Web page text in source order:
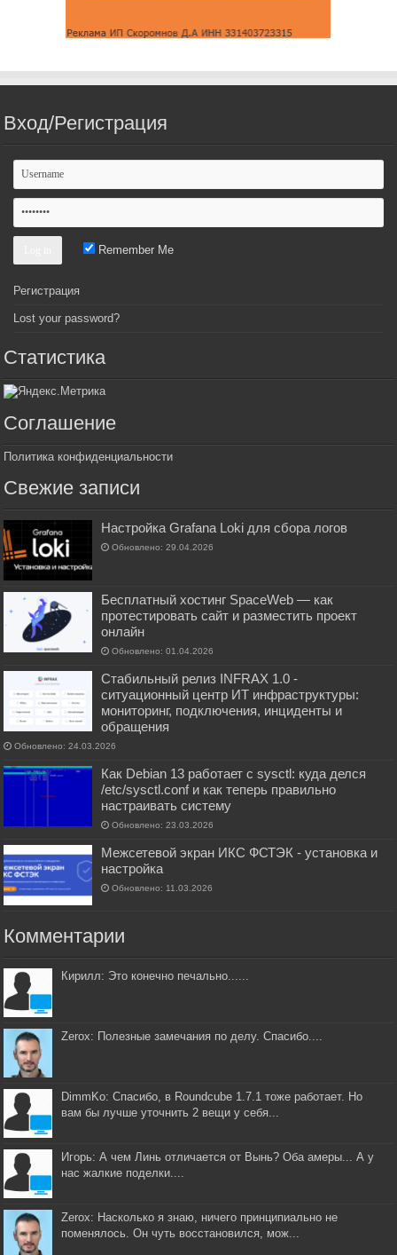
Вход/Регистрация
Remember Me
Регистрация
Lost your password?
Статистика
Соглашение
Политика конфиденциальности
Свежие записи
Настройка Grafana Loki для сбора логов
Обновлено: 29.04.2026
Бесплатный хостинг SpaceWeb — как
протестировать сайт и разместить проект
онлайн
Обновлено: 01.04.2026
Стабильный релиз INFRAX 1.0 -
ситуационный центр ИТ инфраструктуры:
мониторинг, подключения, инциденты и
обращения
Обновлено: 24.03.2026
Как Debian 13 работает с sysctl: куда делся
/etc/sysctl.conf и как теперь правильно
настраивать систему
Обновлено: 23.03.2026
Межсетевой экран ИКС ФСТЭК - установка и
настройка
Обновлено: 11.03.2026
Комментарии
Кирилл: Это конечно печально......
Zerox: Полезные замечания по делу. Спасибо....
DimmKo: Спасибо, в Roundcube 1.7.1 тоже работает. Но
вам бы лучше уточнить 2 вещи у себя...
Игорь: А чем Линь отличается от Вынь? Оба амеры... А у
нас жалкие поделки....
Zerox: Насколько я знаю, ничего принципиально не
поменялось. Он чуть восстановился, мож...